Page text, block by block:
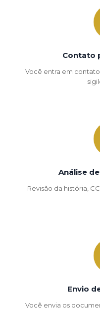
Contato
Você entra em
Análise
Revisão da história,
Envio
Você envia os